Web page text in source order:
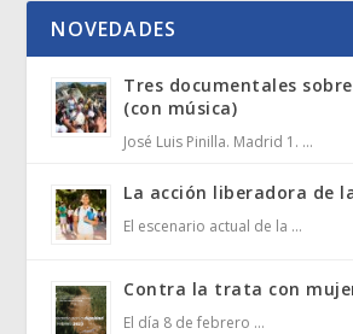
NOVEDADES
Tres documentales
(con música)
José Luis Pinilla. Madrid 1. …
La acción liberadora de
El escenario actual de la …
Contra la trata con
El día 8 de febrero …